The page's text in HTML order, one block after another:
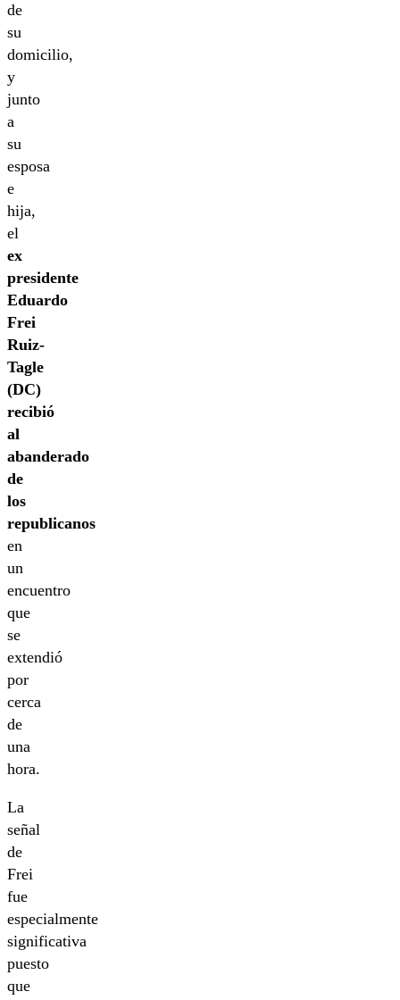
de
su
domicilio,
y
junto
a
su
esposa
e
hija,
el
ex
presidente
Eduardo
Frei
Ruiz-
Tagle
(DC)
recibió
al
abanderado
de
los
republicanos
en
un
encuentro
que
se
extendió
por
cerca
de
una
hora.
La
señal
de
Frei
fue
especialmente
significativa
puesto
que